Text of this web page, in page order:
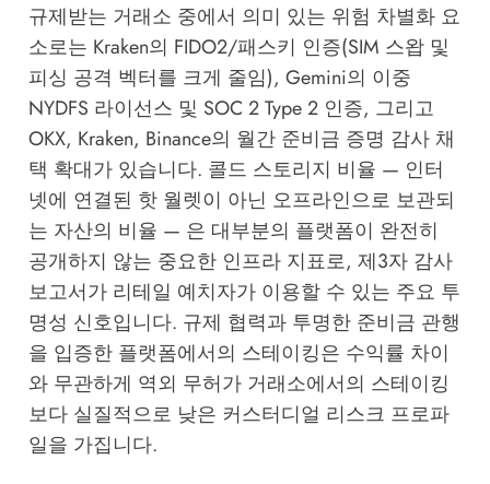
규제받는 거래소 중에서 의미 있는 위험 차별화 요
소로는 Kraken의 FIDO2/패스키 인증(SIM 스왑 및
피싱 공격 벡터를 크게 줄임), Gemini의 이중
NYDFS 라이선스 및 SOC 2 Type 2 인증, 그리고
OKX, Kraken, Binance의 월간 준비금 증명 감사 채
택 확대가 있습니다. 콜드 스토리지 비율 — 인터
넷에 연결된 핫 월렛이 아닌 오프라인으로 보관되
는 자산의 비율 — 은 대부분의 플랫폼이 완전히
공개하지 않는 중요한 인프라 지표로, 제3자 감사
보고서가 리테일 예치자가 이용할 수 있는 주요 투
명성 신호입니다. 규제 협력과 투명한 준비금 관행
을 입증한 플랫폼에서의 스테이킹은 수익률 차이
와 무관하게 역외 무허가 거래소에서의 스테이킹
보다 실질적으로 낮은 커스터디얼 리스크 프로파
일을 가집니다.